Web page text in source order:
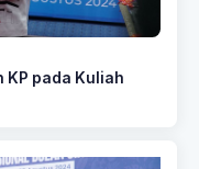
KP pada Kuliah